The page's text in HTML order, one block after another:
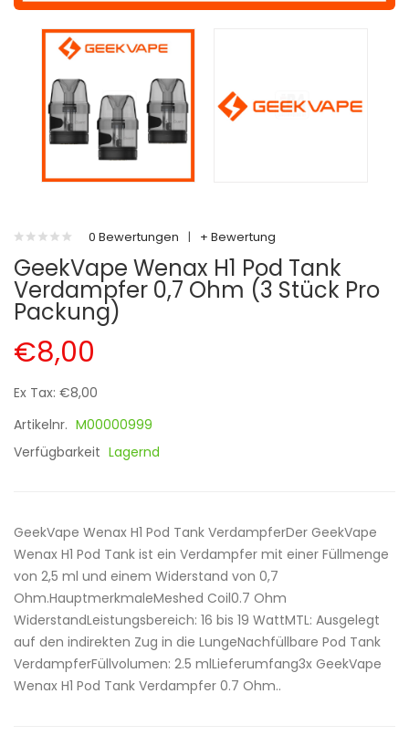
0 Bewertungen | + Bewertung
GeekVape Wenax H1 Pod Tank
Verdampfer 0,7 Ohm (3 Stück Pro
Packung)
€8,00
Ex Tax: €8,00
Artikelnr. M00000999
Verfügbarkeit Lagernd
GeekVape Wenax H1 Pod Tank VerdampferDer GeekVape
Wenax H1 Pod Tank ist ein Verdampfer mit einer Füllmenge
von 2,5 ml und einem Widerstand von 0,7
Ohm.HauptmerkmaleMeshed Coil0.7 Ohm
WiderstandLeistungsbereich: 16 bis 19 WattMTL: Ausgelegt
auf den indirekten Zug in die LungeNachfüllbare Pod Tank
VerdampferFüllvolumen: 2.5 mlLieferumfang3x GeekVape
Wenax H1 Pod Tank Verdampfer 0.7 Ohm..